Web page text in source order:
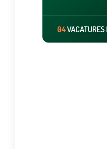
04VACATURES